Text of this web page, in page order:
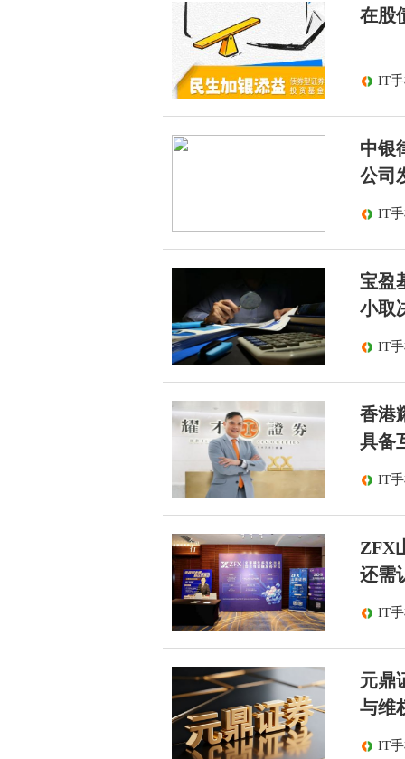
在股
IT
中银
公司
IT
宝盈
小取
IT
香港
具备
IT
ZFX
还需
IT
元鼎
与维
IT